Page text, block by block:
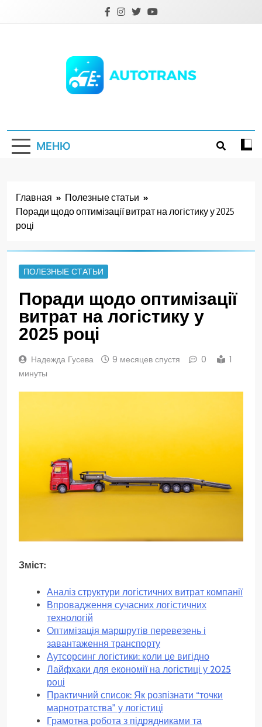
МЕНЮ
Главная
Полезные статьи
Поради щодо оптимізації витрат на логістику у 2025
році
ПОЛЕЗНЫЕ СТАТЬИ
Поради щодо оптимізації
витрат на логістику у
2025 році
Надежда Гусева 9 месяцев спустя 0
1
минуты
Зміст:
Аналіз структури логістичних витрат компанії
Впровадження сучасних логістичних
технологій
Оптимізація маршрутів перевезень і
завантаження транспорту
Аутсорсинг логістики: коли це вигідно
Лайфхаки для економії на логістиці у 2025
році
Практичний список: Як розпізнати “точки
марнотратства” у логістиці
Грамотна робота з підрядниками та